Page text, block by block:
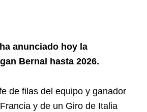
anunciado hoy la
Bernal hasta 2026.
de filas del equipo y ganador
y de un Giro de Italia